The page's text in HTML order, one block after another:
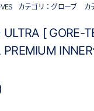
カテゴリ： グローブ カ
[ GORE-